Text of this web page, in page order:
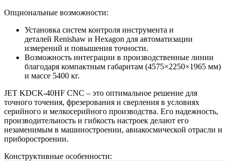
Опциональные возможности:
Установка систем контроля инструмента и
деталей Renishaw и Hexagon для автоматизации
измерений и повышения точности.
Возможность интеграции в производственные линии
благодаря компактным габаритам (4575×2250×1965 мм)
и массе 5400 кг.
JET KDCK-40HF CNC – это оптимальное решение для
точного точения, фрезерования и сверления в условиях
серийного и мелкосерийного производства. Его надежность,
производительность и гибкость настроек делают его
незаменимым в машиностроении, авиакосмической отрасли и
приборостроении.
Конструктивные особенности: